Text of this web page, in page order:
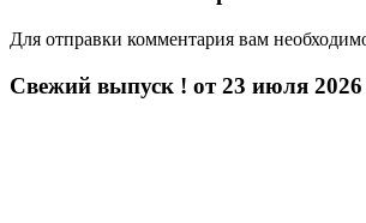
Для отправки комментария вам
Свежий выпуск ! от 23 июля 2026